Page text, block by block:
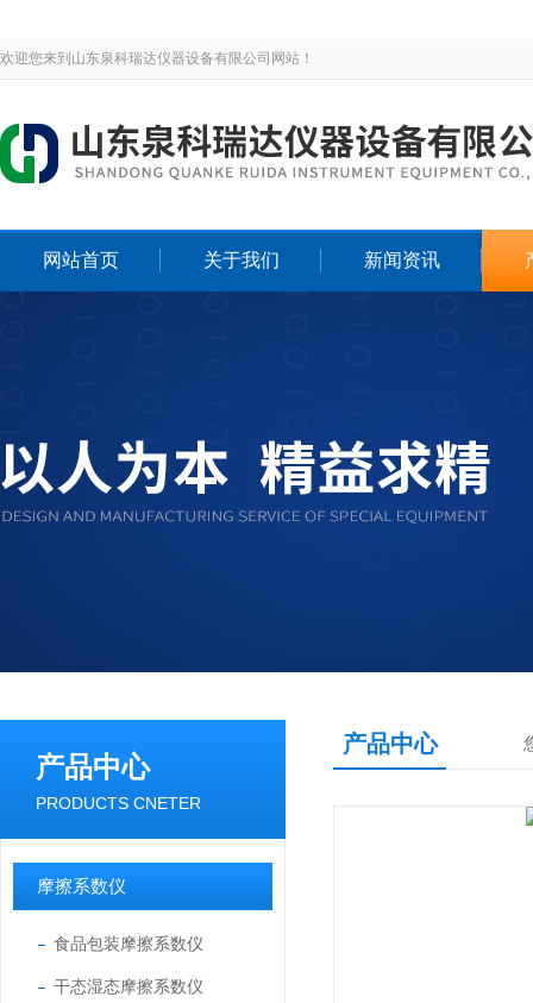
欢迎您来到山东泉科瑞达仪器设备有限公司网站！
网站首页 关于我们 新闻资讯
产品中心
PRODUCTS CNETER
摩擦系数仪
食品包装摩擦系数仪
干态湿态摩擦系数仪
产品中心